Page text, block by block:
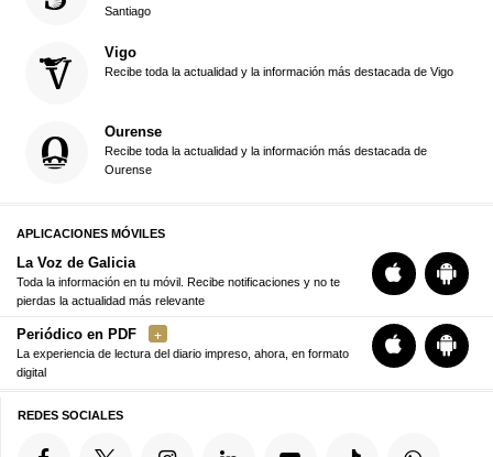
Santiago
Vigo
Recibe toda la actualidad y la información más destacada de Vigo
Ourense
Recibe toda la actualidad y la información más destacada de
Ourense
APLICACIONES MÓVILES
La Voz de Galicia
Toda la información en tu móvil. Recibe notificaciones y no te
pierdas la actualidad más relevante
Periódico en PDF
La experiencia de lectura del diario impreso, ahora, en formato
digital
REDES SOCIALES